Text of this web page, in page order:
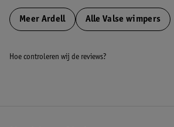
Meer Ardell Alle Valse wimpers
Hoe controleren wij de reviews?